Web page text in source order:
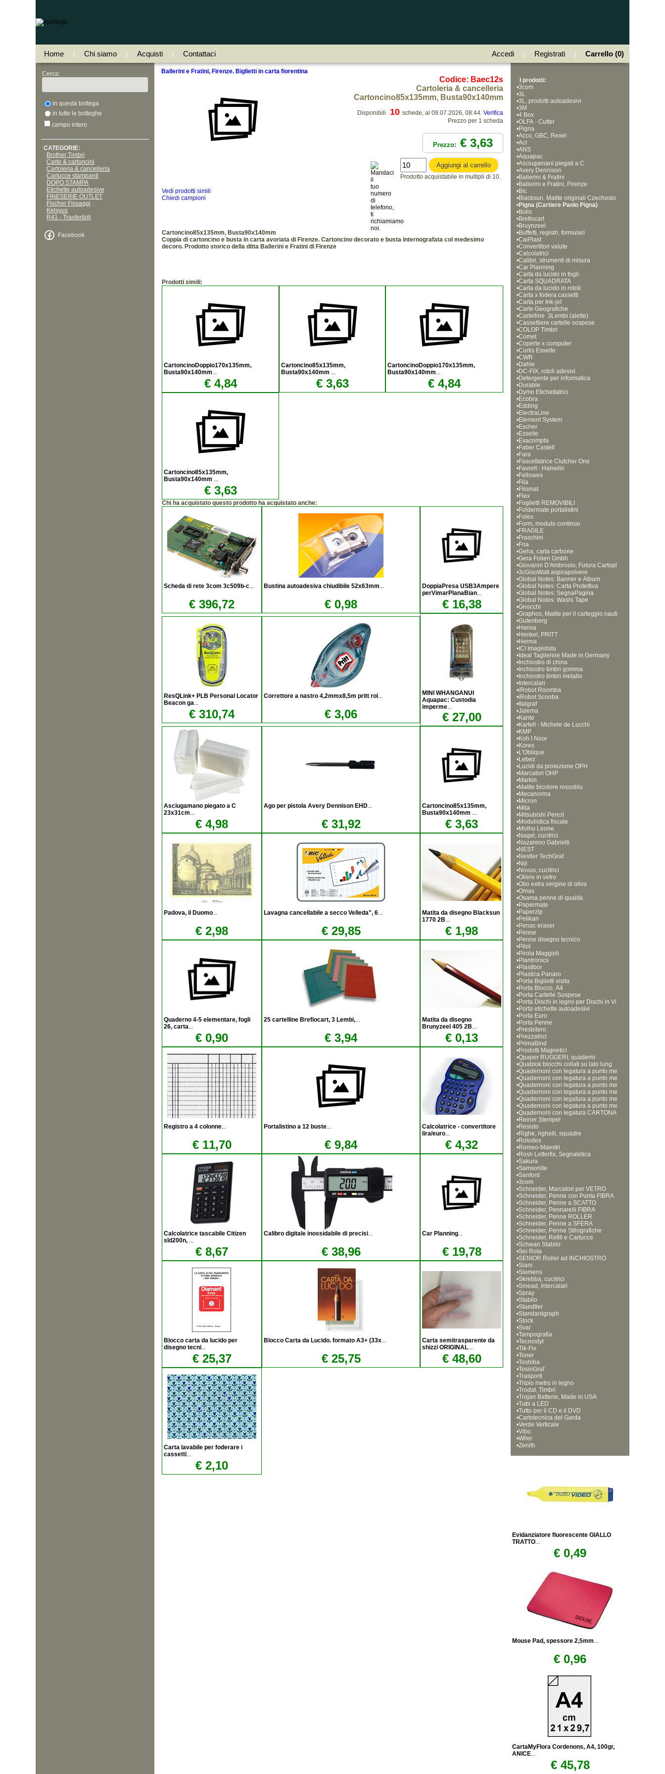
Home Chi siamo Acquisti Contattaci Accedi Registrati Carrello (0)
Cerca:
in questa bottega
in tutte le botteghe
campo intero
CATEGORIE:
Brother Timbri
Carte & cartoncini
Cartoleria & cancelleria
Cartucce stampanti
DOPO STAMPA
Etichette autoadesive
FINESERIE OUTLET
Fischer Fissaggi
Kelsyus
R41 - Trasferibili
Facebook
Ballerini e Fratini, Firenze. Biglietti in carta fiorentina
Codice: Baec12s
Cartoleria & cancelleria
Cartoncino85x135mm, Busta90x140mm
Disponibili 10 schede, al 09.07.2026, 08:44. Verifica
Prezzo per 1 scheda
Prezzo: € 3,63
Prodotto acquistabile in multipli di 10.
Vedi prodotti simili
Chiedi campioni
Cartoncino85x135mm, Busta90x140mm
Coppia di cartoncino e busta in carta avoriata di Firenze. Cartoncino decorato e busta internografata col medesimo
decoro. Prodotto storico della ditta Ballerini e Fratini di Firenze
Prodotti simili:
CartoncinoDoppio170x135mm,
Busta90x140mm...
€ 4,84
Cartoncino85x135mm,
Busta90x140mm ...
€ 3,63
CartoncinoDoppio170x135mm,
Busta90x140mm...
€ 4,84
Cartoncino85x135mm,
Busta90x140mm ...
€ 3,63
Chi ha acquistato questo prodotto ha acquistato anche:
Scheda di rete 3com 3c509b-c...
€ 396,72
Bustina autoadesiva chiudibile 52x63mm...
€ 0,98
DoppiaPresa USB3Ampere
perVimarPlanaBian...
€ 16,38
ResQLink+ PLB Personal Locator
Beacon ga...
€ 310,74
Correttore a nastro 4,2mmx8,5m pritt rol ...
€ 3,06
MINI WHANGANUI
Aquapac: Custodia
imperme...
€ 27,00
Asciugamano piegato a C
23x31cm...
€ 4,98
Ago per pistola Avery Dennison EHD...
€ 31,92
Cartoncino85x135mm,
Busta90x140mm ...
€ 3,63
Padova, il Duomo...
€ 2,98
Lavagna cancellabile a secco Velleda", 6...
€ 29,85
Matita da disegno Blacksun
1770 2B...
€ 1,98
Quaderno 4-5 elementare, fogli
26, carta...
€ 0,90
25 cartelline Brefiocart, 3 Lembi,...
€ 3,94
Matita da disegno
Brunyzeel 405 2B...
€ 0,13
Registro a 4 colonne...
€ 11,70
Portalistino a 12 buste...
€ 9,84
Calcolatrice - convertitore
lira/euro...
€ 4,32
Calcolatrice tascabile Citizen
sld200n, ...
€ 8,67
Calibro digitale inossidabile di precisi...
€ 38,96
Car Planning...
€ 19,78
Blocco carta da lucido per
disegno tecni...
€ 25,37
Blocco Carta da Lucido. formato A3+ (33x...
€ 25,75
Carta semitrasparente da
shizzi ORIGINAL...
€ 48,60
Carta lavabile per foderare i
cassetti...
€ 2,10
I prodotti:
•3com
•3L
•3L, prodotti autoadesivi
•3M
•4 Box
•OLFA - Cutter
•Pigna
•Acco, GBC, Rexel
•Acr
•ANS
•Aquapac
•Asciugamani piegati a C
•Avery Dennison
•Ballerini & Fratini
•Ballerini e Fratini, Firenze
•Bic
•Blacksun. Matite originali Czechoslo
vakia, Bohemia Works
•Pigna (Cartiere Paolo Pigna)
•Bolis
•Brefiocart
•Bruynzeel
•Buffetti, registri, formulari
•CaiPlast
•Convertitori valute
•Calcolatrici
•Calibri, strumenti di misura
•Car Planning
•Carta da lucido in fogli
•Carta SQUADRATA
•Carta da lucido in rotoli
•Carta x fodera cassetti
•Carta per Ink-jet
•Carte Geografiche
•Cartelline  3Lembi (alette)
•Cassettiere cartelle sospese
•COLOP Timbri
•Comet
•Coperte x computer
•Curtis Esselte
•CWR
•Dahle
•DC-FIX, rotoli adesivi
•Detergente per informatica
•Durable
•Dymo Etichettatrici
•Ecobra
•Edding
•ElectraLine
•Element System
•Escher
•Esselte
•Exacompta
•Faber Castell
•Fara
•Fascettatrice Clutcher One
•Favorit - Hamelin
•Fellowes
•Fila
•Filomat
•Flex
•Foglietti REMOVIBILI
•Foldermate portalistini
•Folex
•Form, modulo continuo
•FRAGILE
•Fraschini
•Fria
•Geha, carta carbone
•Gera Folien Gmbh
•Giovanni D'Ambrosio, Futura Cartopl
ast
•3cGisoWatt aspirapolvere
•Global Notes: Banner e Album
•Global Notes: Carta Protettiva
•Global Notes: SegnaPagina
•Global Notes: Washi Tape
•Gnocchi
•Graphos, Matite per il carteggio nauti
co
•Gutenberg
•Hansa
•Henkel, PRITT
•Herma
• ICI Imagedata
• Ideal Taglierine Made in Germany
• Inchiostro di china
• Inchiostro timbri gomma
• Inchiostro timbri metallo
• Intercalari
•iRobot Roomba
•iRobot Scooba
• Italgraf
•Jalema
•Kante
•Kartell - Michele de Lucchi
•KMP
•Koh I Noor
•Kores
•L'Oblique
•Lebez
•Lucidi da proiezione OPH
•Marcatori OHP
•Markin
•Matite bicolore rossoblu
•Mecanorma
•Micron
•Mita
•Mitsubishi Pencil
•Modulistica fiscale
•Molho Leone
•Nagel, cucitrici
•Nazareno Gabrielli
•NEST
•Nestler TechGraf
•Niji
•Novus, cucitrici
•Oliere in vetro
•Olio extra vergine di oliva
•Omas
•Osama penne di qualità
•Papermate
•Paperzip
•Pelikan
•Penac eraser
•Penne
•Penne disegno tecnico
•Pilot
•Pirola Maggioli
•Plantronics
•Plastibor
•Plastica Panaro
•Porta Biglietti visita
•Porta Blocco, A4
•Porta Cartelle Sospese
•Porta Dischi in legno per Dischi in Vi
nile da 33 e 45 giri
•Porta etichette autoadesivi
•Porta Euro
•Porta Penne
•Presbitero
•Prezzatrici
•PrimaBind
•Prodotti Magnetici
•Qpaper RUGGERI, quaderni
•Quablok blocchi collati su lato lung
o. Formato A4, 21x29,7cm
•Quadernoni con legatura a punto me
tallico. Formato A4 (21x29,7cm). Qu
adretti da 4mm
•Quadernoni con legatura a punto me
tallico. Formato A4 (21x29,7cm). Qu
adretti da 5mm
•Quadernoni con legatura a punto me
tallico. Formato A4 (21x29,7cm). Qu
adretti da 5mm
•Quadernoni con legatura a punto me
tallico. Formato A4 (21x29,7cm). Rig
atura A (1-2 elementare)
•Quadernoni con legatura a punto me
tallico. Formato A4 (21x29,7cm). Rig
he B (3 elementare)
•Quadernoni con legatura a punto me
tallico. Formato A4 (21x29,7cm). Rig
he da 8mm
•Quadernoni con legatura CARTONA
TA cucita a FILO REFE. Formato A4
(21x29,7cm)
•Reiner Stempel
•Resisto
•Righe, righelli, squadre
•Rolodex
•Romeo-Maestri
•Rosh Letterfix, Segnaletica
•Sakura
•Samsonite
•Sanford
•3com
•Schneider, Marcatori per VETRO
•Schneider, Penne con Punta FIBRA
•Schneider, Penne a SCATTO
•Schneider, Pennarelli FIBRA
•Schneider, Penne ROLLER
•Schneider, Penne a SFERA
•Schneider, Penne Stilografiche
•Schneider, Refill e Cartucce
•Schwan Stabilo
•Sei Rota
•SENIOR Roller ad INCHIOSTRO
•Siam
•Siemens
•Skrebba, cucitrici
•Smead, Intercalari
•Spray
•Stabilo
•Staedtler
•Standardgraph
•Stock
•Svar
•Tampografia
•Tecnostyl
•Tik-Fix
•Toner
•Toshiba
•TosinGraf
•Trasporti
•Triplo metro in legno
•Trodat, Timbri
•Trojan Batterie, Made in USA
•Tubi a LED
•Tutto per il CD e il DVD
•Cartotecnica del Garda
•Verde Verticale
•Vibo
•Wiler
•Zenith
Evidanziatore fluorescente GIALLO
TRATTO...
€ 0,49
Mouse Pad, spessore 2,5mm...
€ 0,96
CartaMyFlora Cordenons, A4, 100gr,
ANICE...
€ 45,78